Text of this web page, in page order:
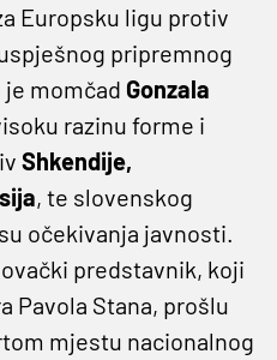
Europsku ligu protiv
pripremnog
momčad Gonzala
razinu forme i
Shkendije,
, te slovenskog
očekivanja javnosti.
predstavnik, koji
Pavola Stana, prošlu
mjestu nacionalnog